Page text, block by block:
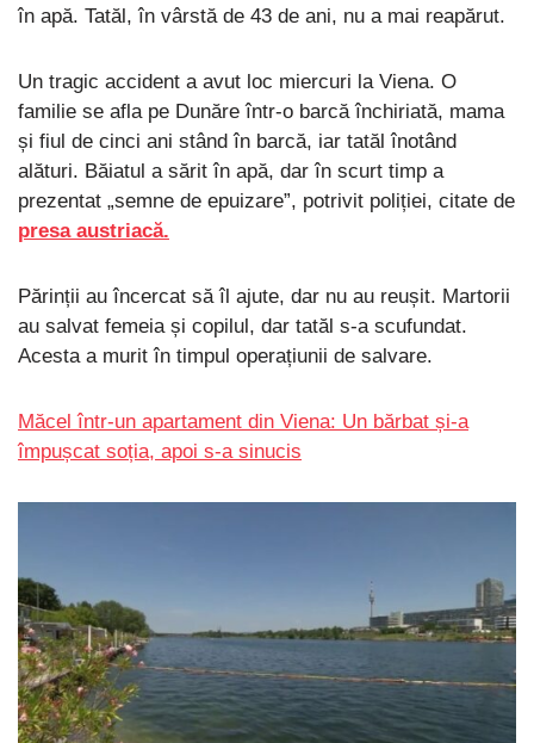
în apă. Tatăl, în vârstă de 43 de ani, nu a mai reapărut.
Un tragic accident a avut loc miercuri la Viena. O
familie se afla pe Dunăre într-o barcă închiriată, mama
și fiul de cinci ani stând în barcă, iar tatăl înotând
alături. Băiatul a sărit în apă, dar în scurt timp a
prezentat „semne de epuizare”, potrivit poliției, citate de
presa austriacă.
Părinții au încercat să îl ajute, dar nu au reușit. Martorii
au salvat femeia și copilul, dar tatăl s-a scufundat.
Acesta a murit în timpul operațiunii de salvare.
Măcel într-un apartament din Viena: Un bărbat și-a
împușcat soția, apoi s-a sinucis